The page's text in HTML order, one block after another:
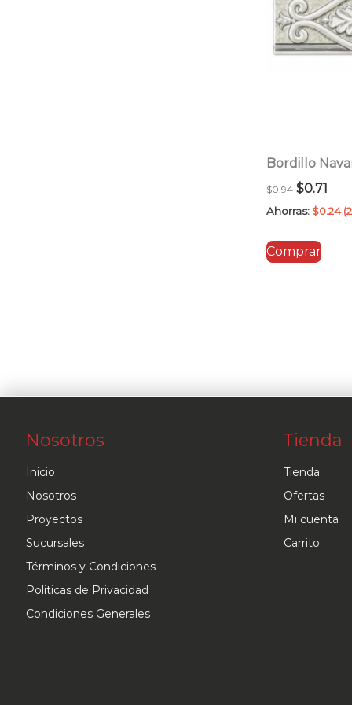
Bordillo
$0.94 El
precio
era:
$0.71
Ahorras: $0.24
Comprar
Nosotros
Inicio
Nosotros
Proyectos
Sucursales
Términos y Condiciones
Politicas de Privacidad
Condiciones Generales
Tienda
Tienda
Ofertas
Mi cuenta
Carrito